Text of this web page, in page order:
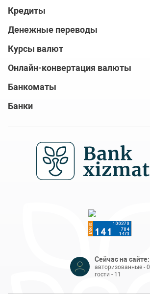
Кредиты
Денежные переводы
Курсы валют
Онлайн-конвертация валюты
Банкоматы
Банки
Сейчас на сайте:
авторизованные - 0
гости - 11